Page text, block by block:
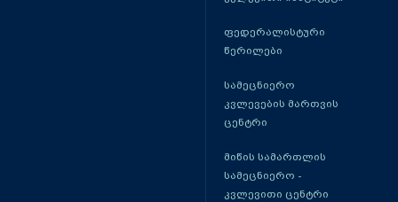
ფედერალისტური
წერილები
სამეცნიერო
კვლევების მართვის
ცენტრი
მიწის სამართლის
სამეცნიერო -
კვლევითი ცენტრი